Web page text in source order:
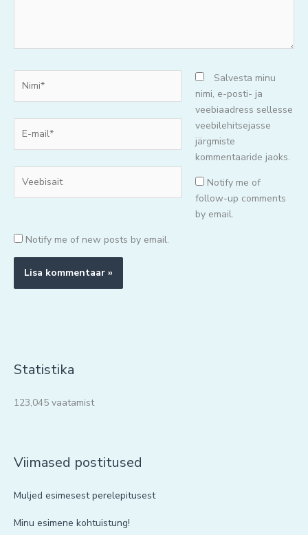
mail*
Salvesta minu
nimi, e-posti- ja
veebiaadress sellesse
veebilehitsejasse
järgmiste
kommentaaride jaoks.
Notify me of
follow-up comments
by email.
Notify me of new posts by email.
Statistika
123,045 vaatamist
Viimased postitused
Muljed esimesest perelepitusest
Minu esimene kohtuistung!